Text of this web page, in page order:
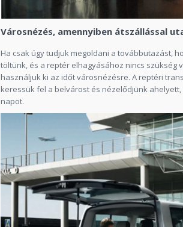
Városnézés, amennyiben átszállással
Ha csak úgy tudjuk megoldani a továbbutazást,
töltünk, és a reptér elhagyásához nincs szükség
használjuk ki az időt városnézésre. A reptéri
keressük fel a belvárost és nézelődjünk
napot.